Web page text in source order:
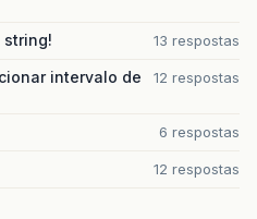
string! 13 respostas
intervalo de
12 respostas
6 respostas
12 respostas